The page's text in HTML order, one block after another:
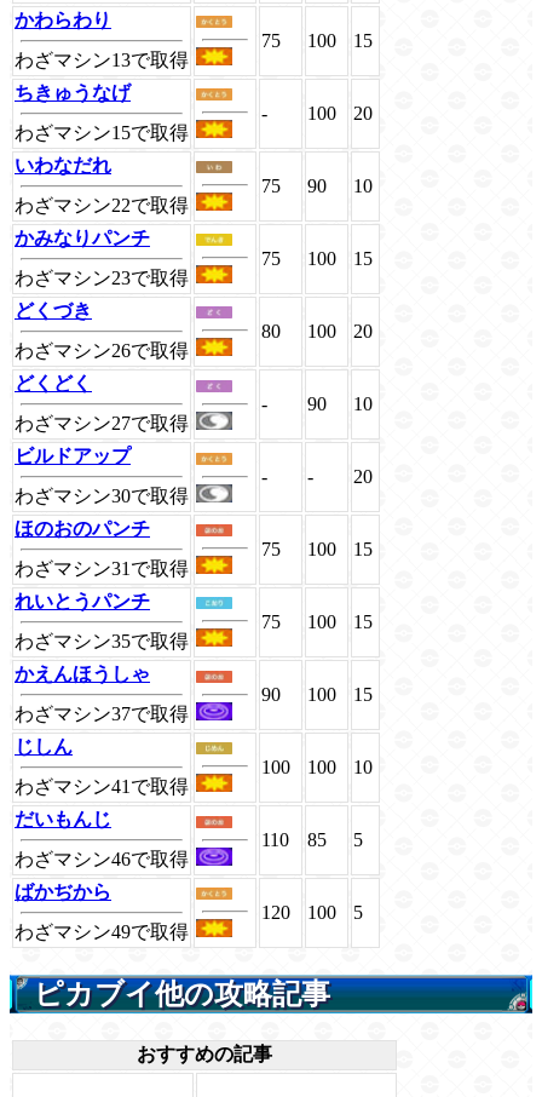
かわらわり
わざマシン13で取得
75 100 15
ちきゅうなげ
わざマシン15で取得
- 100 20
いわなだれ
わざマシン22で取得
75 90 10
かみなりパンチ
わざマシン23で取得
75 100 15
どくづき
わざマシン26で取得
80 100 20
どくどく
わざマシン27で取得
- 90 10
ビルドアップ
わざマシン30で取得
- - 20
ほのおのパンチ
わざマシン31で取得
75 100 15
れいとうパンチ
わざマシン35で取得
75 100 15
かえんほうしゃ
わざマシン37で取得
90 100 15
じしん
わざマシン41で取得
100 100 10
だいもんじ
わざマシン46で取得
110 85 5
ばかぢから
わざマシン49で取得
120 100 5
ピカブイ他の攻略記事
おすすめの記事